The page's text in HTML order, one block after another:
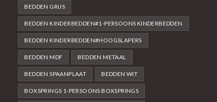
BEDDEN GRIJS
BEDDEN KINDERBEDDEN#1-PERSOONS KINDERBEDDEN
BEDDEN KINDERBEDDEN#HOOGSLAPERS
BEDDEN MDF BEDDEN METAAL
BEDDEN SPAANPLAAT BEDDEN WIT
BOXSPRINGS 1-PERSOONS BOXSPRINGS